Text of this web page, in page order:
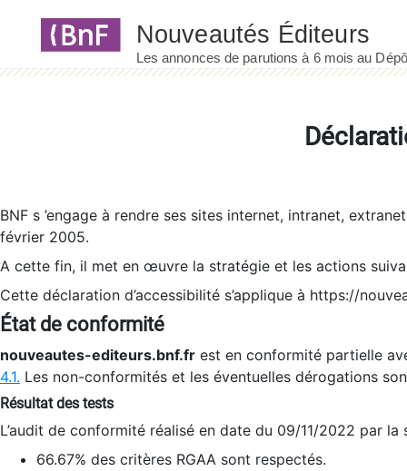
BNF s ’engage à rendre ses sites internet, intranet,
février 2005.
A cette fin, il met en œuvre la stratégie et les actions
Cette déclaration d’accessibilité s’applique à https://
État de conformité
nouveautes-editeurs.bnf.fr est en conformité partielle
4.1. Les non-conformités et les éventuelles dérogations
Résultat des tests
L’audit de conformité réalisé en date du 09/11/2022 par
66.67% des critères RGAA sont respectés.